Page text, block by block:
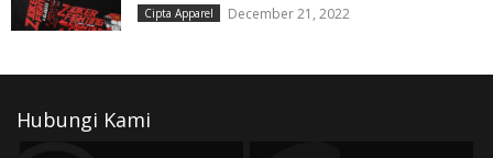
Cipta Apparel December 21, 2022
Hubungi Kami